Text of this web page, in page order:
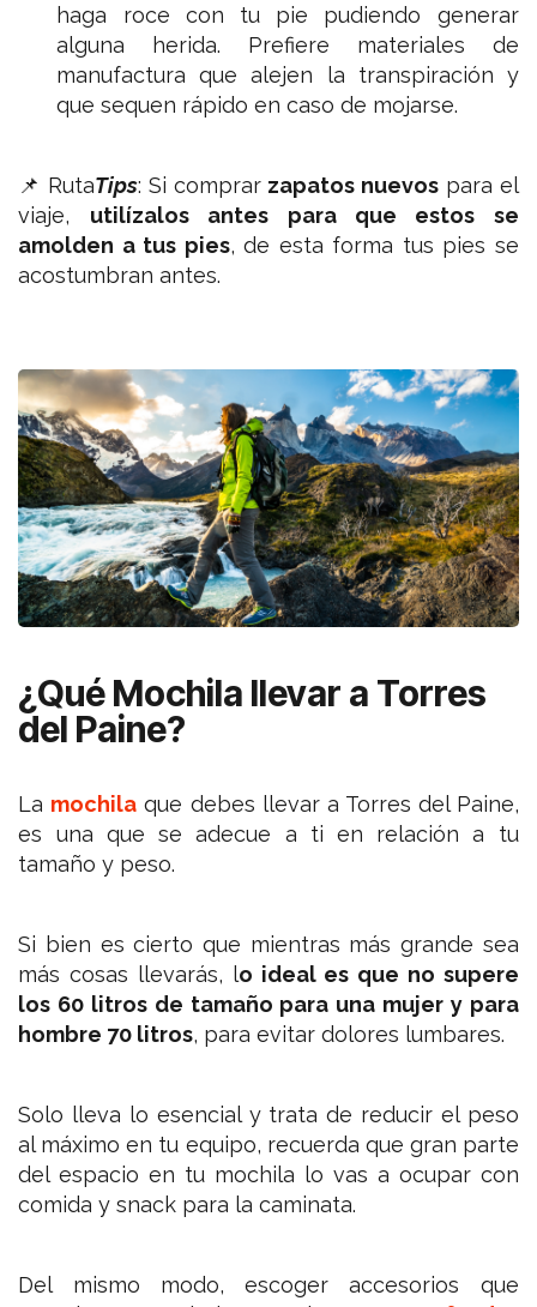
haga roce con tu pie pudiendo generar
alguna herida. Prefiere materiales de
manufactura que alejen la transpiración y
que sequen rápido en caso de mojarse.
📌 RutaTips: Si comprar zapatos nuevos para el
viaje, utilízalos antes para que estos se
amolden a tus pies, de esta forma tus pies se
acostumbran antes.
¿Qué Mochila llevar a Torres
del Paine?
La mochila que debes llevar a Torres del Paine,
es una que se adecue a ti en relación a tu
tamaño y peso.
Si bien es cierto que mientras más grande sea
más cosas llevarás, lo ideal es que no supere
los 60 litros de tamaño para una mujer y para
hombre 70 litros, para evitar dolores lumbares.
Solo lleva lo esencial y trata de reducir el peso
al máximo en tu equipo, recuerda que gran parte
del espacio en tu mochila lo vas a ocupar con
comida y snack para la caminata.
Del mismo modo, escoger accesorios que